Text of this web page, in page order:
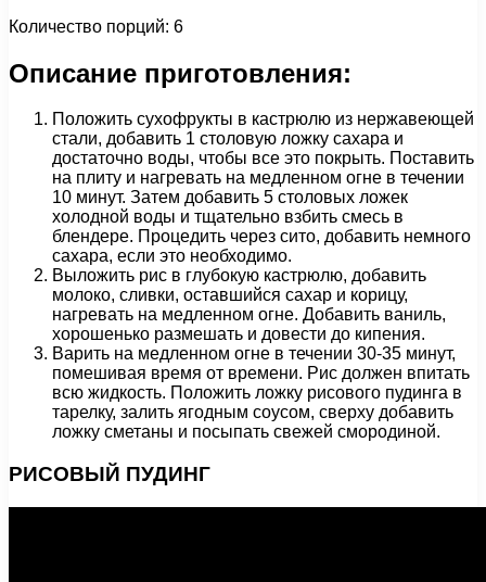
Количество порций: 6
Описание приготовления:
Положить сухофрукты в кастрюлю из нержавеющей
стали, добавить 1 столовую ложку сахара и
достаточно воды, чтобы все это покрыть. Поставить
на плиту и нагревать на медленном огне в течении
10 минут. Затем добавить 5 столовых ложек
холодной воды и тщательно взбить смесь в
блендере. Процедить через сито, добавить немного
сахара, если это необходимо.
Выложить рис в глубокую кастрюлю, добавить
молоко, сливки, оставшийся сахар и корицу,
нагревать на медленном огне. Добавить ваниль,
хорошенько размешать и довести до кипения.
Варить на медленном огне в течении 30-35 минут,
помешивая время от времени. Рис должен впитать
всю жидкость. Положить ложку рисового пудинга в
тарелку, залить ягодным соусом, сверху добавить
ложку сметаны и посыпать свежей смородиной.
РИСОВЫЙ ПУДИНГ